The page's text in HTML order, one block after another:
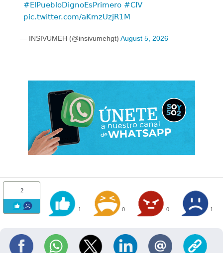
#ElPuebloDignoEsPrimero #CIV
pic.twitter.com/aKmzUzjR1M
— INSIVUMEH (@insivumehgt) August 5, 2026
2
1 0 0 1